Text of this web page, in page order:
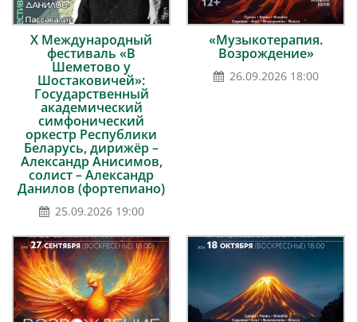
Х Международный
фестиваль «В
Шеметово у
Шостаковичей»:
Государственный
академический
симфонический
оркестр Республики
Беларусь, дирижёр –
Александр Анисимов,
солист – Александр
Данилов (фортепиано)
25.09.2026 19:00
«Музыкотерапия.
Возрождение»
26.09.2026 18:00